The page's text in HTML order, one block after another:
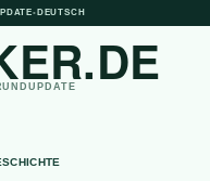
• DEUTSCH